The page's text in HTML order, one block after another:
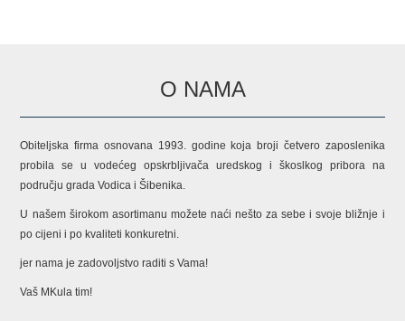
O NAMA
Obiteljska firma osnovana 1993. godine koja broji četvero zaposlenika
probila se u vodećeg opskrbljivača uredskog i škoslkog pribora na
području grada Vodica i Šibenika.
U našem širokom asortimanu možete naći nešto za sebe i svoje bližnje i
po cijeni i po kvaliteti konkuretni.
jer nama je zadovoljstvo raditi s Vama!
Vaš MKula tim!